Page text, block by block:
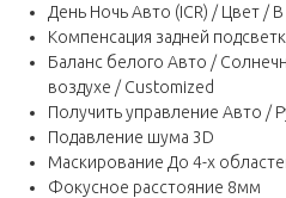
День Ночь Авто (ICR) / Цвет /
Компенсация задней
Баланс белого Авто /
воздухе / Customized
Получить управление Авто /
Подавление шума 3D
Маскирование До 4-х
Фокусное расстояние 8мм